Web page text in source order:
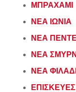
ΜΠΡΑΧΑΜΙ
ΝΕΑ ΙΩΝΙΑ
ΝΕΑ
ΝΕΑ
ΝΕΑ